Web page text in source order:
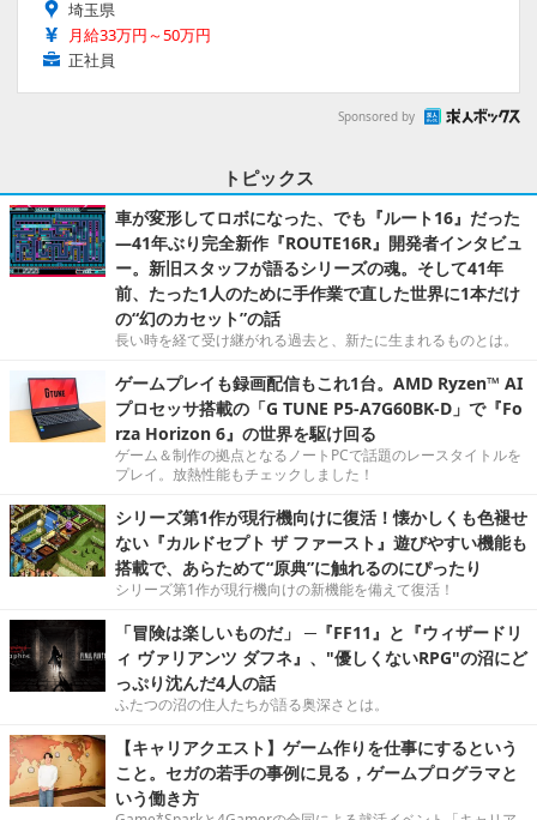
埼玉県
月給33万円～50万円
正社員
Sponsored by
トピックス
車が変形してロボになった、でも『ルート16』だった
―41年ぶり完全新作『ROUTE16R』開発者インタビュ
ー。新旧スタッフが語るシリーズの魂。そして41年
前、たった1人のために手作業で直した世界に1本だけ
の“幻のカセット”の話
長い時を経て受け継がれる過去と、新たに生まれるものとは。
ゲームプレイも録画配信もこれ1台。AMD Ryzen™ AI
プロセッサ搭載の「G TUNE P5-A7G60BK-D」で『Fo
rza Horizon 6』の世界を駆け回る
ゲーム＆制作の拠点となるノートPCで話題のレースタイトルを
プレイ。放熱性能もチェックしました！
シリーズ第1作が現行機向けに復活！懐かしくも色褪せ
ない『カルドセプト ザ ファースト』遊びやすい機能も
搭載で、あらためて“原典”に触れるのにぴったり
シリーズ第1作が現行機向けの新機能を備えて復活！
「冒険は楽しいものだ」 ─『FF11』と『ウィザードリ
ィ ヴァリアンツ ダフネ』、"優しくないRPG"の沼にど
っぷり沈んだ4人の話
ふたつの沼の住人たちが語る奥深さとは。
【キャリアクエスト】ゲーム作りを仕事にするという
こと。セガの若手の事例に見る，ゲームプログラマと
いう働き方